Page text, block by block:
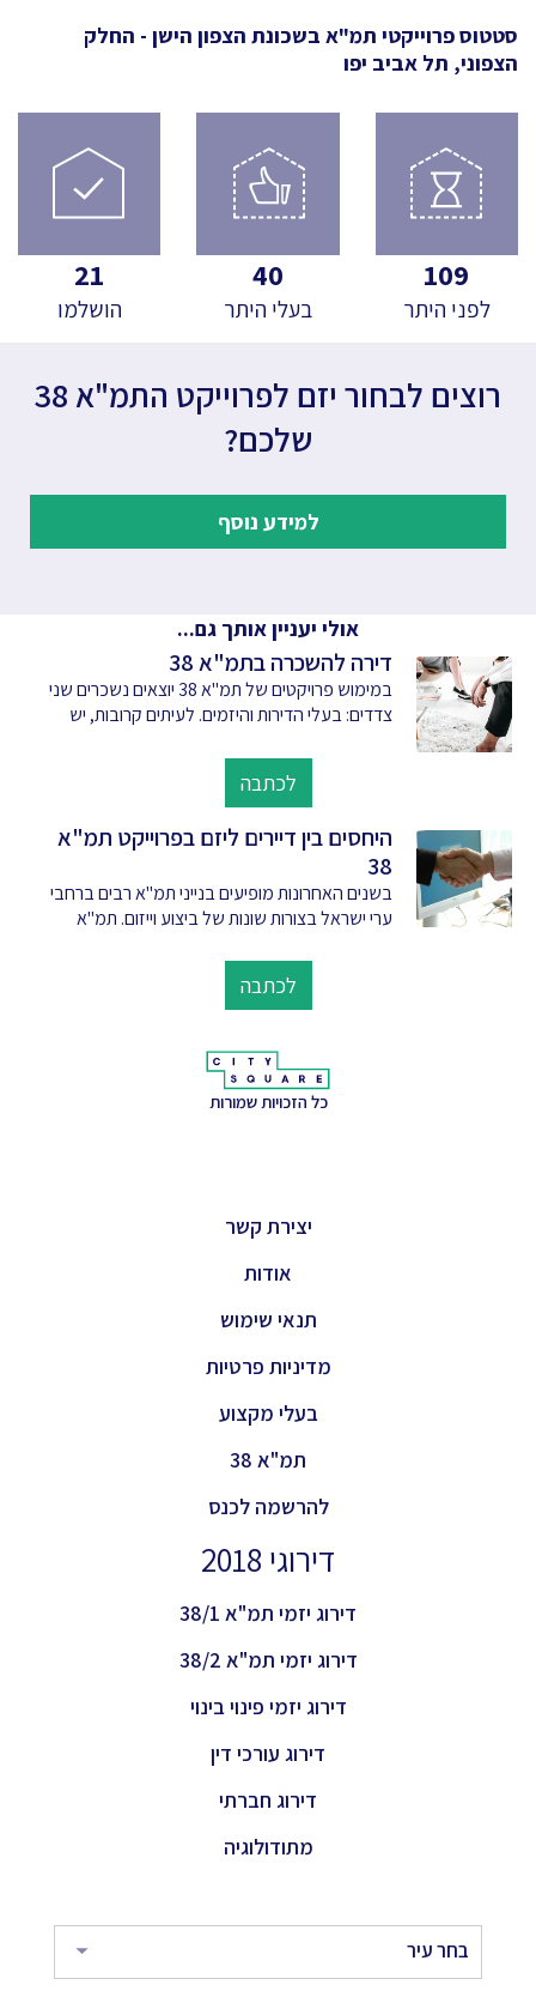
סטטוס פרוייקטי תמ"א בשכונת הצפון הישן - החלק
הצפוני, תל אביב יפו
109
לפני היתר
40
בעלי היתר
21
הושלמו
רוצים לבחור יזם לפרוייקט התמ"א 38
שלכם?
למידע נוסף
אולי יעניין אותך גם...
דירה להשכרה בתמ"א 38
במימוש פרויקטים של תמ"א 38 יוצאים נשכרים שני
צדדים: בעלי הדירות והיזמים. לעיתים קרובות, יש
לכתבה
היחסים בין דיירים ליזם בפרוייקט תמ"א
38
בשנים האחרונות מופיעים בנייני תמ"א רבים ברחבי
ערי ישראל בצורות שונות של ביצוע וייזום. תמ"א
לכתבה
כל הזכויות שמורות
יצירת קשר
אודות
תנאי שימוש
מדיניות פרטיות
בעלי מקצוע
תמ"א 38
להרשמה לכנס
דירוגי 2018
דירוג יזמי תמ"א 38/1
דירוג יזמי תמ"א 38/2
דירוג יזמי פינוי בינוי
דירוג עורכי דין
דירוג חברתי
מתודולוגיה